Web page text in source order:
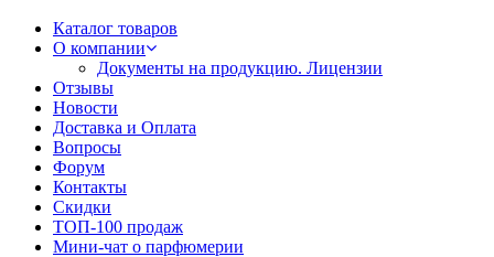
Каталог товаров
О компании
Документы на продукцию. Лицензии
Отзывы
Новости
Доставка и Оплата
Вопросы
Форум
Контакты
Скидки
ТОП-100 продаж
Мини-чат о парфюмерии